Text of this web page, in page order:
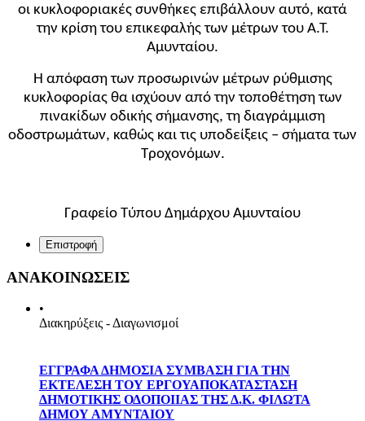
οι κυκλοφοριακές συνθήκες επιβάλλουν αυτό, κατά
την κρίση του επικεφαλής των μέτρων του Α.Τ.
Αμυνταίου.
Η απόφαση των προσωρινών μέτρων ρύθμισης
κυκλοφορίας θα ισχύουν από την τοποθέτηση των
πινακίδων οδικής σήμανσης, τη διαγράμμιση
οδοστρωμάτων, καθώς και τις υποδείξεις – σήματα των
Τροχονόμων.
Γραφείο Τύπου Δημάρχου Αμυνταίου
Επιστροφή
ΑΝΑΚΟΙΝΩΣΕΙΣ
•
Διακηρύξεις - Διαγωνισμοί
ΕΓΓΡΑΦΑ ΔΗΜΟΣΙΑ ΣΥΜΒΑΣΗ ΓΙΑ ΤΗΝ
ΕΚΤΕΛΕΣΗ ΤΟΥ ΕΡΓΟΥΑΠΟΚΑΤΑΣΤΑΣΗ
ΔΗΜΟΤΙΚΗΣ ΟΔΟΠΟΙΙΑΣ ΤΗΣ Δ.Κ. ΦΙΛΩΤΑ
ΔΗΜΟΥ ΑΜΥΝΤΑΙΟΥ